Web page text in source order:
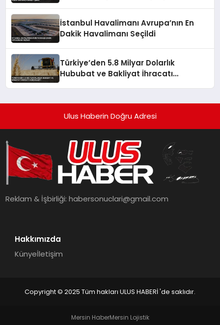
İstanbul Havalimanı Avrupa’nın En
Dakik Havalimanı Seçildi
Türkiye’den 5.8 Milyar Dolarlık
Hububat ve Bakliyat İhracatı
Ulus Haberin Doğru Adresi
Reklam & İşbirliği:habersonuclari@gmail.com
Hakkımızda
Künyeİletişim
Copyright © 2025 Tüm hakları ULUS HABERİ 'de saklıdır.
Mersin HaberMersin Lojistik